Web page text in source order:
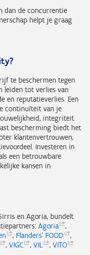
dan de concurrentie
helpt je graag
te beschermen tegen
leiden tot verlies van
en reputatieverlies. Een
continuïteit van je
integriteit
bescherming biedt het
klantenvertrouwen,
Investeren in
een betrouwbare
kansen in
en Agoria, bundelt
Agoria
,
, Flanders' FOOD
,
, VIGC , VIL , VITO